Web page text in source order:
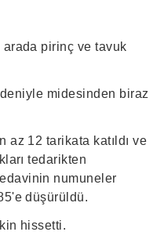
pirinç ve tavuk
midesinden biraz
az 12 tarikata katıldı ve
tedarikten
numuneler
düşürüldü.
hissetti.